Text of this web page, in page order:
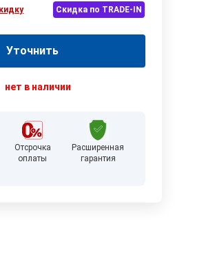
Скидка по TRADE-IN
Уточнить
нет в наличии
Отсрочка
оплаты
Расширенная
гарантия